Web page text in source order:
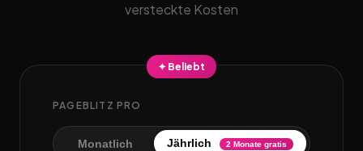
versteckte Kosten
✦ Beliebt
PAGEBLITZ PRO
Monatlich Jährlich 2 Monate gratis